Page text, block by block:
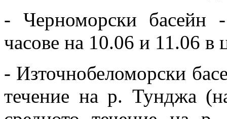
- Черноморски басейн
часове на 10.06 и 11.06 в
- Източнобеломорски
течение на р. Тунджа